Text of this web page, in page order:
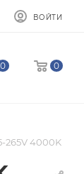
ВОЙТИ
0 0
265V 4000K